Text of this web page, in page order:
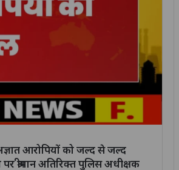
आरोपियों को जल्द से जल्द
अतिरिक्त पुलिस अधीक्षक